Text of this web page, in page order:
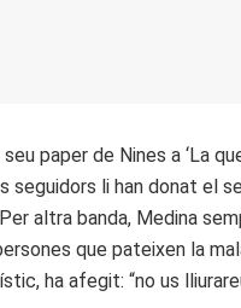
paper de Nines a ‘La
li han donat el
altra banda, Medina
que pateixen la
ha afegit: “no us